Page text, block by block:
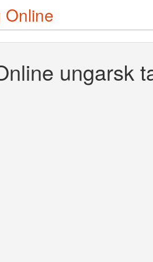
Online
ungarsk